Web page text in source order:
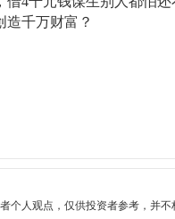
造千万财富？
人观点，仅供投资者参考，并不